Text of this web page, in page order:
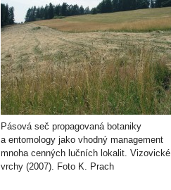
Pásová seč propagovaná botaniky
a entomology jako vhodný management
mnoha cenných lučních lokalit. Vizovické
vrchy (2007). Foto K. Prach